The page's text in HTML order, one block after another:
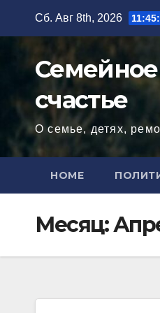
содержимому
Сб. Авг 8th, 2026
Семейное
счастье
О семье, детях,
HOME
Месяц: